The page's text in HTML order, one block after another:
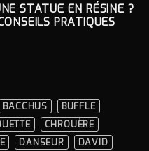
STATUE EN RÉSINE ?
PRATIQUES
BACCHUS
BUFFLE
CHROUÈRE
DANSEUR
DAVID